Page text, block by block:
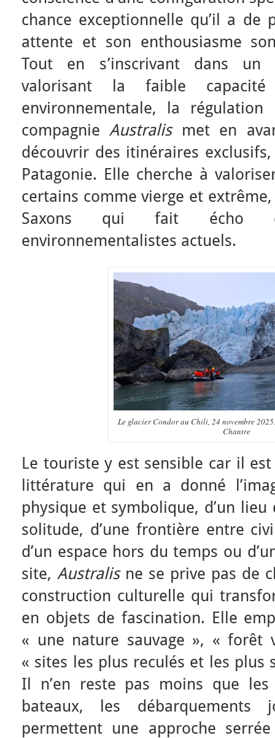
chance exceptionnelle qu’il a de
attente et son enthousiasme
Tout en s’inscrivant dans un
valorisant la faible capacité
environnementale, la
compagnieAustralismet en
découvrir des itinéraires
Patagonie. Elle cherche à
certains comme vierge et
Saxons qui fait écho
environnementalistes actuels.
Le glacier Condor au Chili, 24 novembre
Chantre
Le touriste y est sensible car il
littérature qui en a donné
physique et symbolique, d’un
solitude, d’une frontière entre
d’un espace hors du temps ou
site, Australis ne se prive pas de
construction culturelle qui
en objets de fascination. Elle
« une nature sauvage », « forêt
« sites les plus reculés et les plus
Il n’en reste pas moins que les
bateaux, les débarquements
permettent une approche